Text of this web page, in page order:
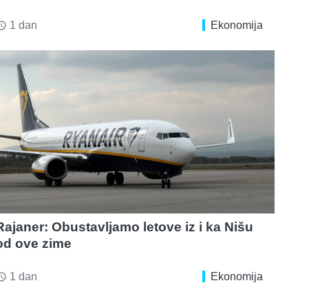
1 dan Ekonomija
Obustavljamo letove iz i ka Nišu
ove zime
1 dan Ekonomija